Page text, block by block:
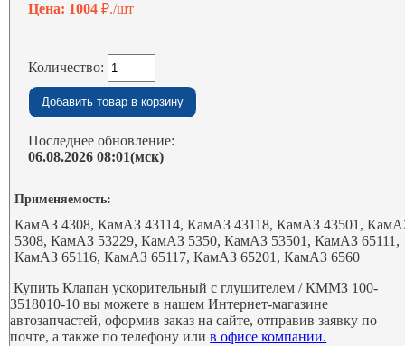
Цена: 1004₽./шт
Количество:
Последнее обновление:
06.08.2026 08:01(мск)
Применяемость:
КамАЗ 4308, КамАЗ 43114, КамАЗ 43118, КамАЗ 43501,
5308, КамАЗ 53229, КамАЗ 5350, КамАЗ 53501, КамАЗ 65111,
КамАЗ 65116, КамАЗ 65117, КамАЗ 65201, КамАЗ 6560
Купить Клапан ускорительный с глушителем / КММЗ 100-
3518010-10 вы можете в нашем Интернет-магазине
автозапчастей, оформив заказ на сайте, отправив заявку по
почте, а также по телефону илив офисе компании.